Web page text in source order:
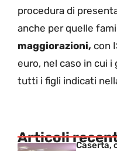
procedura di
anche per quelle
maggiorazioni, con
euro, nel caso in cui
tutti i figli indicati
Articoli
Caserta,